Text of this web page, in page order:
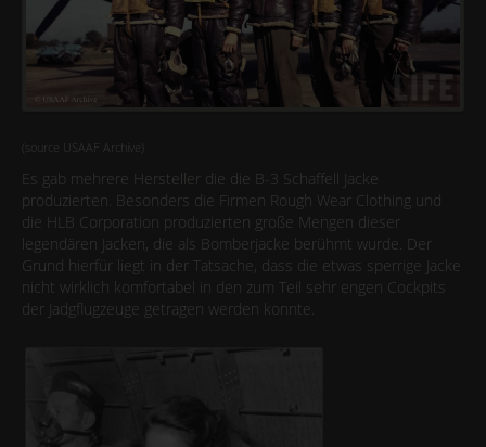
(source USAAF Archive)
Es gab mehrere Hersteller die die B-3 Schaffell Jacke
produzierten. Besonders die Firmen Rough Wear Clothing und
die HLB Corporation produzierten große Mengen dieser
legendären Jacken, die als Bomberjacke berühmt wurde. Der
Grund hierfür liegt in der Tatsache, dass die etwas sperrige Jacke
nicht wirklich komfortabel in den zum Teil sehr engen Cockpits
der Jadgflugzeuge getragen werden konnte.